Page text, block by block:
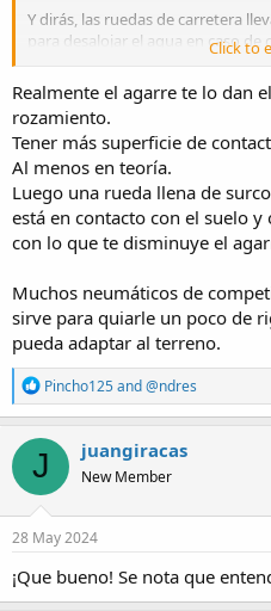
Y dirás, las ruedas de carretera
para desalojar el agua en caso de
fuésemos a circular en seco, un
que más agarre daría a la moto,
en perfecto estado.
En todo caso, como dicen los
cabeza con una 125cc, cualquier
incluso de gama media te va a
comprometer con 15CV.
Click to
Realmente el agarre te lo dan
rozamiento.
Tener más superficie de
Al menos en teoría.
Luego una rueda llena de
está en contacto con el suelo
con lo que te disminuye el
Muchos neumáticos de
sirve para quiarle un poco de
pueda adaptar al terreno.
R
e
a
c
t
i
o
n
s
Pincho125and@ndres
J juangiracas
New Member
28 May 2024
¡Que bueno! Se nota que